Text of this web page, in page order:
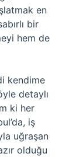
en
bir
hem de
kendime
detaylı
ki her
iş
uğraşan
olduğu